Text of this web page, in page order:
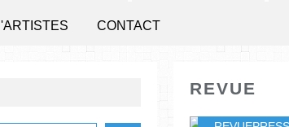
CONTACT
REVUE